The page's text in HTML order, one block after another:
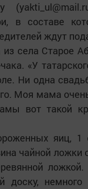
в составе
ждут
из села Старое
«У
Ни одна
Моя мама
вот такой
яиц, 1
чайной
доску,